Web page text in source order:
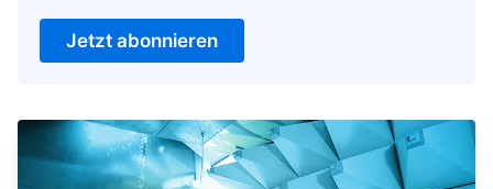
Jetzt abonnieren